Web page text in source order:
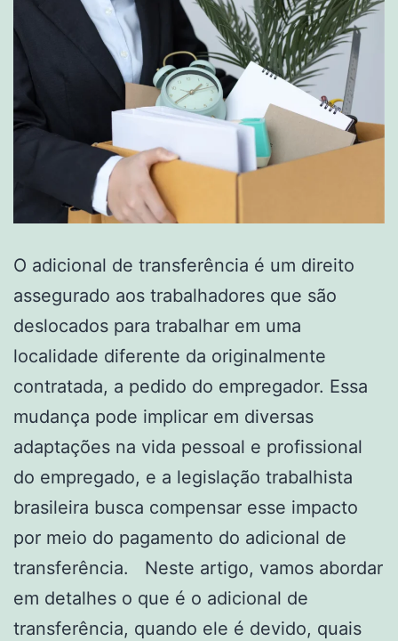
O adicional de transferência é um direito
assegurado aos trabalhadores que são
deslocados para trabalhar em uma
localidade diferente da originalmente
contratada, a pedido do empregador. Essa
mudança pode implicar em diversas
adaptações na vida pessoal e profissional
do empregado, e a legislação trabalhista
brasileira busca compensar esse impacto
por meio do pagamento do adicional de
transferência. Neste artigo, vamos abordar
em detalhes o que é o adicional de
transferência, quando ele é devido, quais